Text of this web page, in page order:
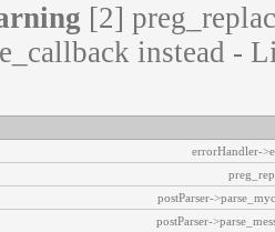
[2]
instead -
errorHandler-
postParser-
postParser-